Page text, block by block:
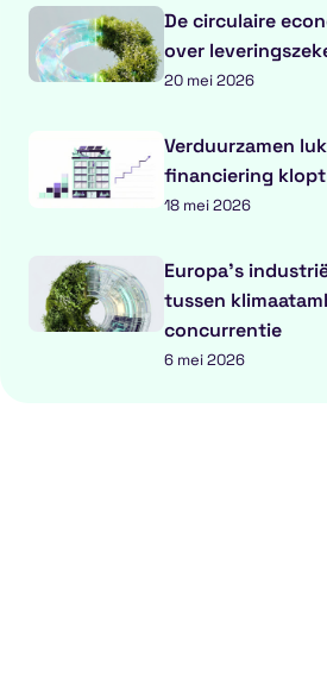
De circulaire
over
20 mei 2026
Verduurzamen
financiering klopt
18 mei 2026
Europa’s
tussen
concurrentie
6 mei 2026